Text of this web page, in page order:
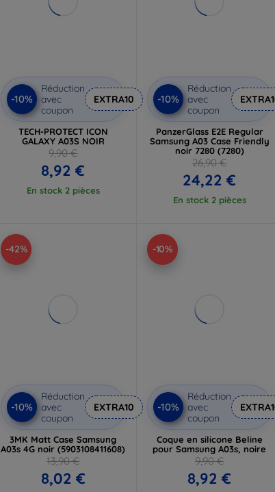
-10%
Réduction
avec
coupon
EXTRA10
TECH-PROTECT ICON
GALAXY A03S NOIR
9,90 €
8,92 €
En stock 2 pièces
-10%
Réduction
avec
coupon
PanzerGlass E2E Regular
Samsung A03 Case Friendly
noir 7280 (7280)
26,90 €
24,22 €
En stock 2 pièces
-42%
-10%
Réduction
avec
coupon
EXTRA10
3MK Matt Case Samsung
A03s 4G noir (5903108411608)
13,90 €
8,02 €
-10%
-10%
Réduction
avec
coupon
Coque en silicone Beline
pour Samsung A03s, noire
9,90 €
8,92 €